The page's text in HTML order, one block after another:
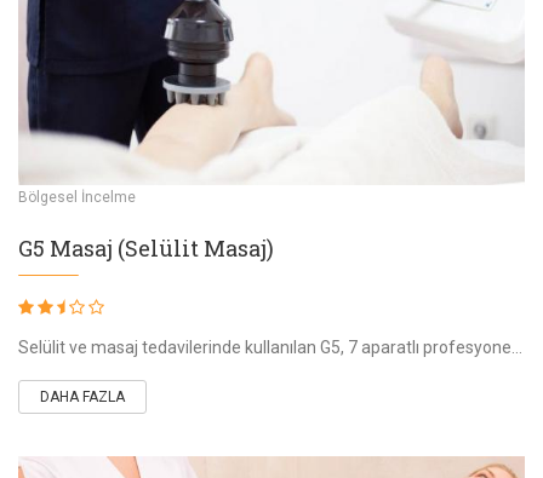
Bölgesel İncelme
G5 Masaj (Selülit Masaj)
Selülit ve masaj tedavilerinde kullanılan G5, 7 aparatlı profesyonel bir masaj cihazının adıdır. Bu masaj cihazının temel görevileri arasında kan
DAHA FAZLA